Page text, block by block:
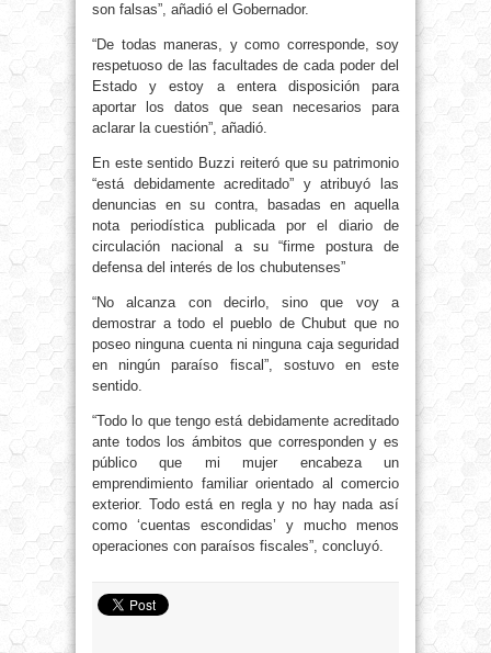
son falsas”, añadió el Gobernador.
“De todas maneras, y como corresponde, soy
respetuoso de las facultades de cada poder del
Estado y estoy a entera disposición para
aportar los datos que sean necesarios para
aclarar la cuestión”, añadió.
En este sentido Buzzi reiteró que su patrimonio
“está debidamente acreditado” y atribuyó las
denuncias en su contra, basadas en aquella
nota periodística publicada por el diario de
circulación nacional a su “firme postura de
defensa del interés de los chubutenses”
“No alcanza con decirlo, sino que voy a
demostrar a todo el pueblo de Chubut que no
poseo ninguna cuenta ni ninguna caja seguridad
en ningún paraíso fiscal”, sostuvo en este
sentido.
“Todo lo que tengo está debidamente acreditado
ante todos los ámbitos que corresponden y es
público que mi mujer encabeza un
emprendimiento familiar orientado al comercio
exterior. Todo está en regla y no hay nada así
como ‘cuentas escondidas’ y mucho menos
operaciones con paraísos fiscales”, concluyó.